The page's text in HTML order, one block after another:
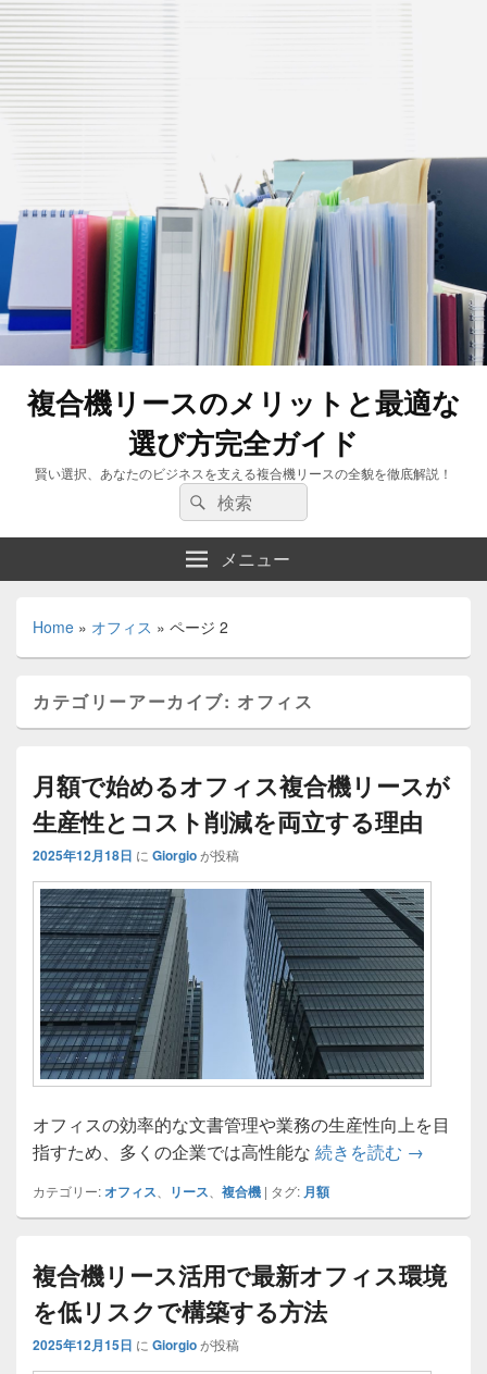
複合機リースのメリットと最適な
選び方完全ガイド
賢い選択、あなたのビジネスを支える複合機リースの全貌を徹底解説！
検
索:
検
索
メニュー
Home » オフィス » ページ 2
カテゴリーアーカイブ: オフィス
月額で始めるオフィス複合機リースが
生産性とコスト削減を両立する理由
2025年12月18日 に Giorgioが投稿
オフィスの効率的な文書管理や業務の生産性向上を目
指すため、多くの企業では高性能な 続きを読む 月額で始
→
カテゴリー:オフィス、 リース、 複合機 | タグ: 月額
複合機リース活用で最新オフィス環境
を低リスクで構築する方法
2025年12月15日 に Giorgioが投稿